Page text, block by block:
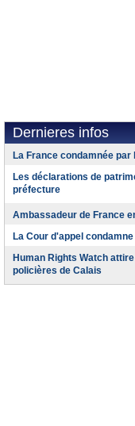
Dernieres infos
La France condamnée
Les déclarations de
préfecture
Ambassadeur de France
La Cour d'appel
Human Rights Watch
policières de Calais